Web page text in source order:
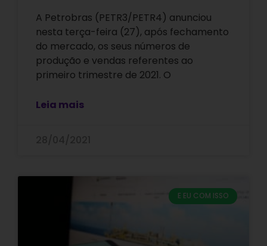
A Petrobras (PETR3/PETR4) anunciou
nesta terça-feira (27), após fechamento
do mercado, os seus números de
produção e vendas referentes ao
primeiro trimestre de 2021. O
Leia mais
E EU COM ISSO